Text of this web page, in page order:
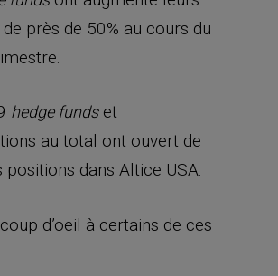
près de 50% au cours du
hedge fundset
au total ont ouvert de
positions dans Altice USA.
d’oeil à certains de ces